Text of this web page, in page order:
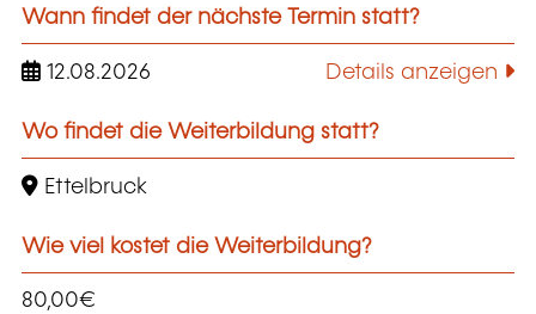
Wann findet der nächste Termin statt?
12.08.2026 Details anzeigen
Wo findet die Weiterbildung statt?
Ettelbruck
Wie viel kostet die Weiterbildung?
80,00€